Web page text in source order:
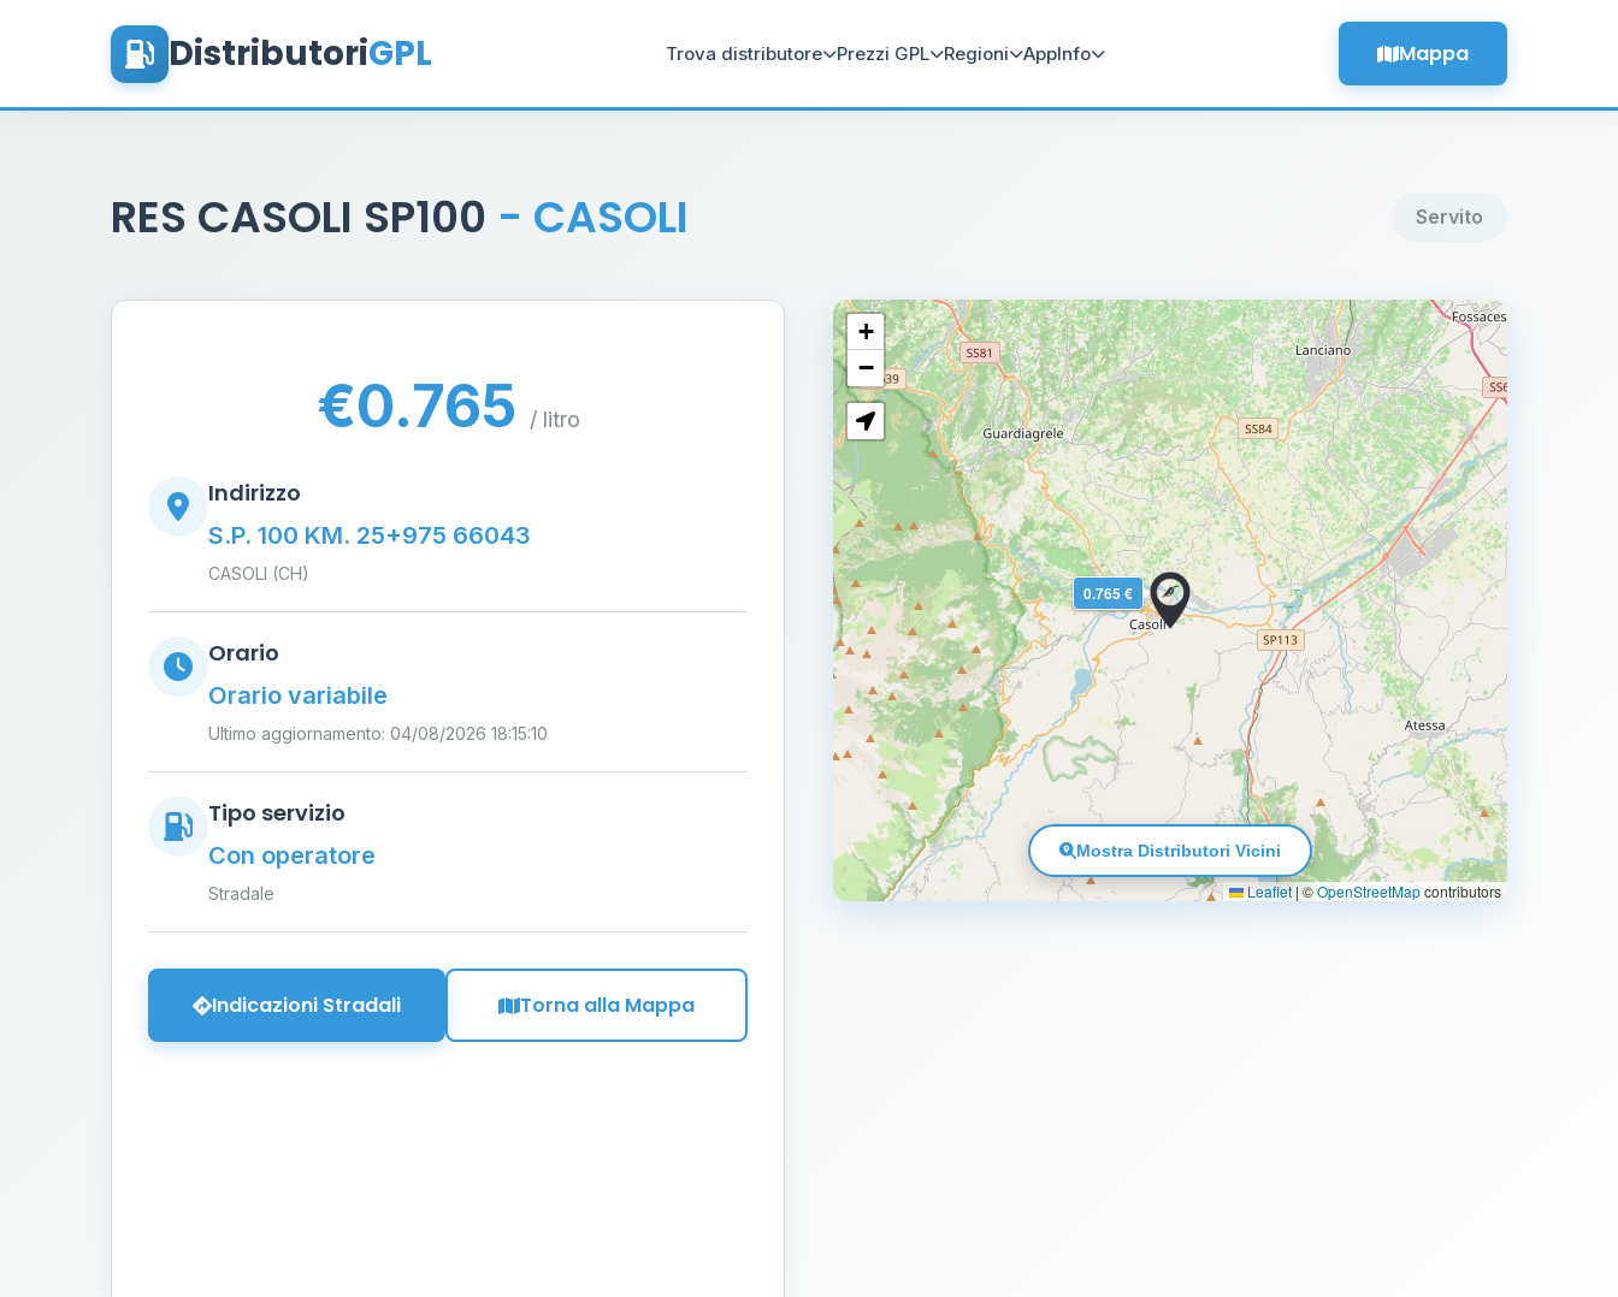
DistributoriGPL Trova distributore Prezzi GPL Regioni AppInfo Mappa
RES CASOLI SP100 - CASOLI Servito
€0.765 / litro
Indirizzo
S.P. 100 KM. 25+975 66043
CASOLI (CH)
Orario
Orario variabile
Ultimo aggiornamento: 04/08/2026 18:15:10
Tipo servizio
Con operatore
Stradale
Indicazioni Stradali Torna alla Mappa
0.765 €
+
−
Leaflet | ©OpenStreetMapcontributors
Mostra Distributori Vicini